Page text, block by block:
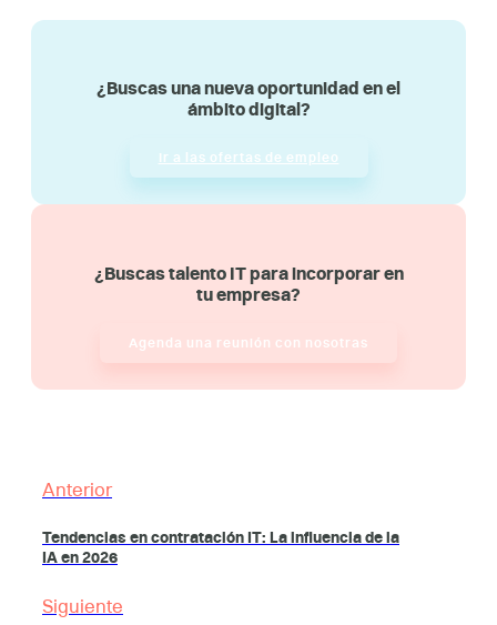
¿Buscas una nueva oportunidad en el
ámbito digital?
Ir a las ofertas de empleo
¿Buscas talento IT para incorporar en
tu empresa?
Agenda una reunión con nosotras
Anterior
Tendencias en contratación IT: La influencia de la
IA en 2026
Siguiente